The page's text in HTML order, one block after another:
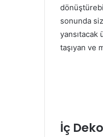
sonunda
taşıyan ve
İç